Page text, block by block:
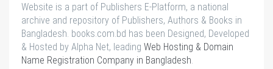
Website is a part of Publishers E-Platform, a national
archive and repository of Publishers, Authors & Books in
Bangladesh. books.com.bd has been Designed, Developed
& Hosted by Alpha Net, leading Web Hosting & Domain
Name Registration Company in Bangladesh.